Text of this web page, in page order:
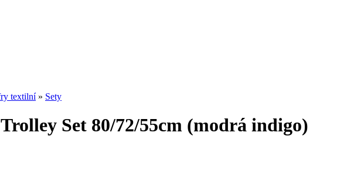
textilní » Sety
Set 80/72/55cm (modrá indigo)